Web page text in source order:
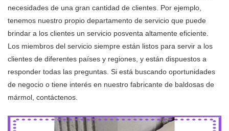
necesidades de una gran cantidad de clientes. Por ejemplo,
tenemos nuestro propio departamento de servicio que puede
brindar a los clientes un servicio posventa altamente eficiente.
Los miembros del servicio siempre están listos para servir a los
clientes de diferentes países y regiones, y están dispuestos a
responder todas las preguntas. Si está buscando oportunidades
de negocio o tiene interés en nuestro fabricante de baldosas de
mármol, contáctenos.